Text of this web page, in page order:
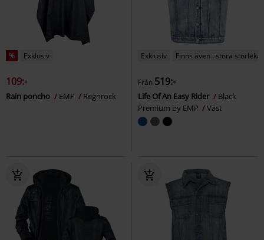
% Exklusiv
109:-
Rain poncho EMP Regnrock
Exklusiv Finns även i stora storlekar
Från 519:-
Life Of An Easy Rider
Black
Premium by EMP
Väst